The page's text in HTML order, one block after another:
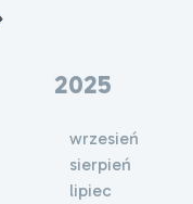
2025
wrzesień
sierpień
lipiec